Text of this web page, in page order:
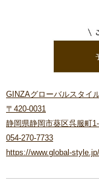
GINZAグローバルスタイ
〒420-0031
静岡県静岡市葵区呉服町
054-270-7733
https://www.global-